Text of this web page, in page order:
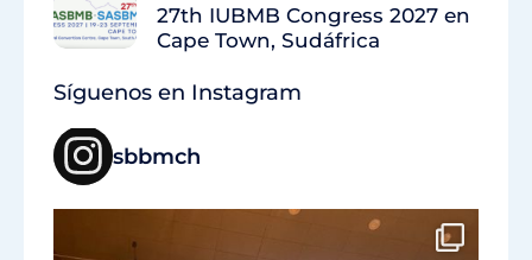
27th IUBMB Congress 2027 en
Cape Town, Sudáfrica
Síguenos en Instagram
sbbmch